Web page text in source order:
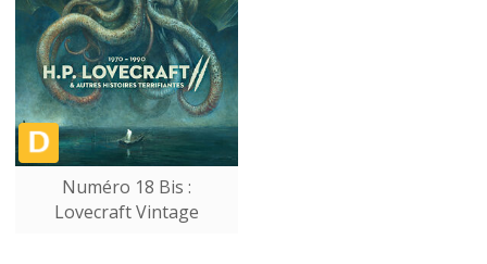
Numéro 18 Bis :
Lovecraft Vintage